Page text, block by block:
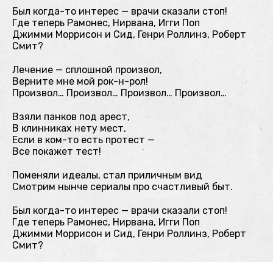
Был когда-то интерес — врачи сказали стоп!
Где теперь Рамонес, Нирвана, Игги Поп
Джимми Моррисон и Сид, Генри Роллинз, Роберт
Смит?
Лечение — сплошной произвол,
Верните мне мой рок-н-рол!
Произвол… Произвол… Произвол… Произвол…
Взяли панков под арест,
В клинниках нету мест,
Если в ком-то есть протест —
Все покажет тест!
Поменяли идеалы, стал приличным вид
Смотрим нынче сериалы про счастливый быт.
Был когда-то интерес — врачи сказали стоп!
Где теперь Рамонес, Нирвана, Игги Поп
Джимми Моррисон и Сид, Генри Роллинз, Роберт
Смит?